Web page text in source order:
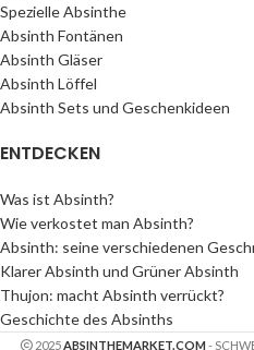
Spezielle Absinthe
Absinth Fontänen
Absinth Gläser
Absinth Löffel
Absinth Sets und Geschenkideen
ENTDECKEN
Was ist Absinth?
Wie verkostet man Absinth?
Absinth: seine verschiedenen
Klarer Absinth und Grüner Absinth
Thujon: macht Absinth verrückt?
Geschichte des Absinths
2025ABSINTHEMARKET.COM -